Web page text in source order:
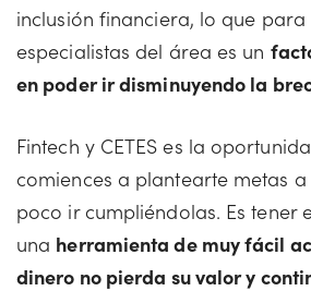
inclusión financiera, lo que para
especialistas del área es un
en poder ir disminuyendo la
Fintech y CETES es la
comiences a plantearte metas
poco ir cumpliéndolas. Es tener
una herramienta de muy fácil
dinero no pierda su valor y